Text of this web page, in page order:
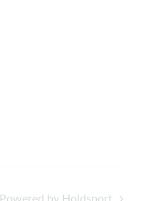
Powered by Holdsport